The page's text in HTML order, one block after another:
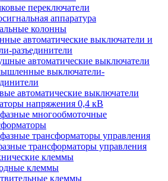
переключатели
аппаратура
колонны
автоматические выключатели и
разъединители
автоматические выключатели
выключатели-
автоматические выключатели
напряжения 0,4 кВ
многообмоточные
трансформаторы управления
трансформаторы управления
клеммы
клеммы
клеммы